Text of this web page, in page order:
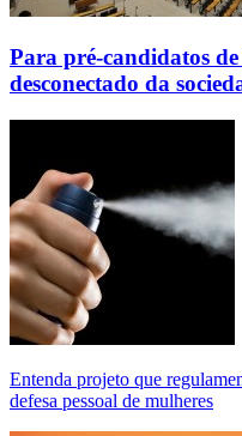
Para pré-candidatos
desconectado da
Entenda projeto que
defesa pessoal de mulheres